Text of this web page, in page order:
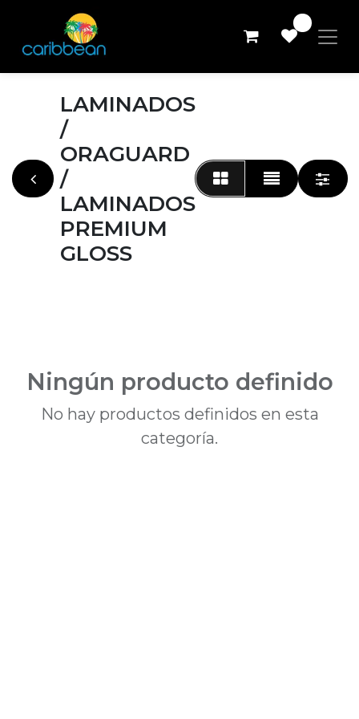
LAMINADOS
/
ORAGUARD
/
LAMINADOS
PREMIUM
GLOSS
Ningún producto definido
No hay productos definidos en esta
categoría.